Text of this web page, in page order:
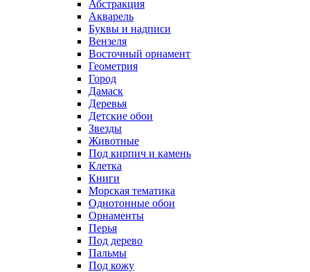
Абстракция
Акварель
Буквы и надписи
Вензеля
Восточный орнамент
Геометрия
Город
Дамаск
Деревья
Детские обои
Звезды
Животные
Под кирпич и камень
Клетка
Книги
Морская тематика
Однотонные обои
Орнаменты
Перья
Под дерево
Пальмы
Под кожу